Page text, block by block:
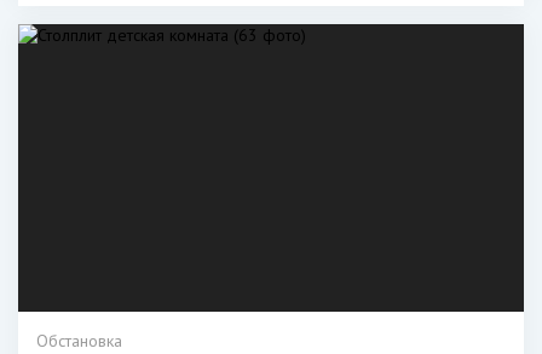
Обстановка